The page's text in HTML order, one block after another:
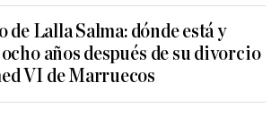
Lalla Salma: dónde está y
años después de su divorcio
VI de Marruecos